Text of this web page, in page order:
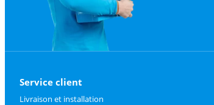
Service client
Livraison et installation